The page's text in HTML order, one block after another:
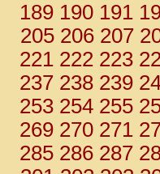
189 190 191
205 206 207
221 222 223
237 238 239
253 254 255
269 270 271
285 286 287